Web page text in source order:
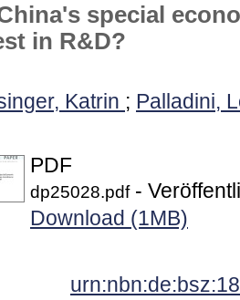
special
in R&D?
Katrin ; Palladini,
PDF
dp25028.pdf-
Download (1MB)